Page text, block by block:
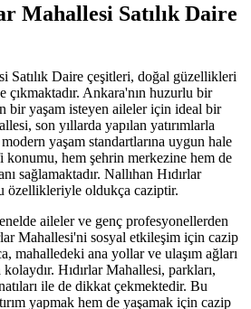
Mahallesi Satılık Daire
Satılık Daire çeşitleri, doğal güzellikleri
çıkmaktadır. Ankara'nın huzurlu bir
bir yaşam isteyen aileler için ideal bir
son yıllarda yapılan yatırımlarla
yaşam standartlarına uygun hale
hem şehrin merkezine hem de
sağlamaktadır. Nallıhan Hıdırlar
özellikleriyle oldukça caziptir.
aileler ve genç profesyonellerden
Mahallesi'ni sosyal etkileşim için cazip
mahalledeki ana yollar ve ulaşım ağları
Hıdırlar Mahallesi, parkları,
ile de dikkat çekmektedir. Bu
yapmak hem de yaşamak için cazip